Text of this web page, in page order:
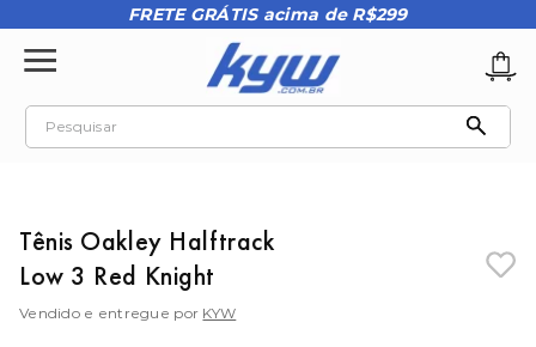
FRETE GRÁTIS acima de R$299
Pesquisar
Tênis Oakley Halftrack
Low 3 Red Knight
Vendido e entregue por KYW
2º oakley
teeth bomber 3